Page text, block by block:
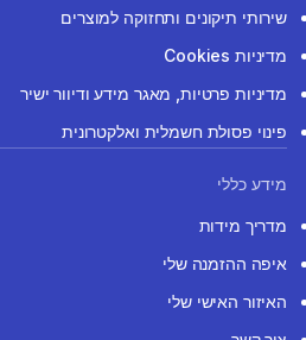
שירותי תיקונים ותחזוקה למוצרים
מדיניות Cookies
מדיניות פרטיות, מאגר מידע ודיוור ישיר
פינוי פסולת חשמלית ואלקטרונית
מידע כללי
מדריך מידות
איפה ההזמנה שלי
האיזור האישי שלי